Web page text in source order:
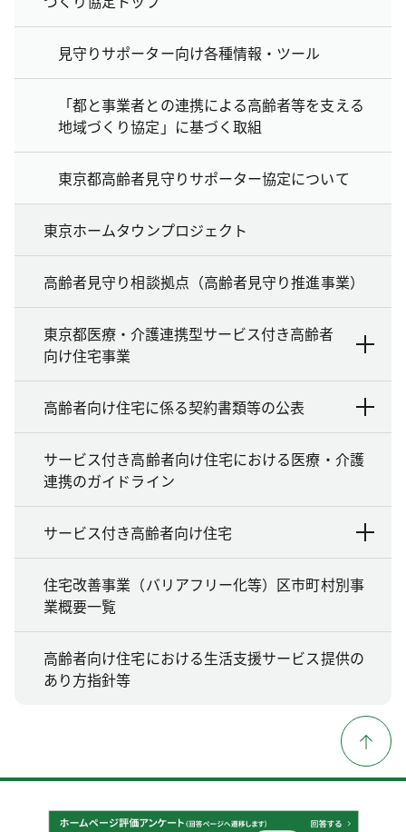
見守りサポーター向け各種情報・ツール
「都と事業者との連携による高齢者等を支える
地域づくり協定」に基づく取組
東京都高齢者見守りサポーター協定について
東京ホームタウンプロジェクト
高齢者見守り相談拠点（高齢者見守り推進事業）
東京都医療・介護連携型サービス付き高齢者
向け住宅事業
高齢者向け住宅に係る契約書類等の公表
サービス付き高齢者向け住宅における医療・介護
連携のガイドライン
サービス付き高齢者向け住宅
住宅改善事業（バリアフリー化等）区市町村別事
業概要一覧
高齢者向け住宅における生活支援サービス提供の
あり方指針等